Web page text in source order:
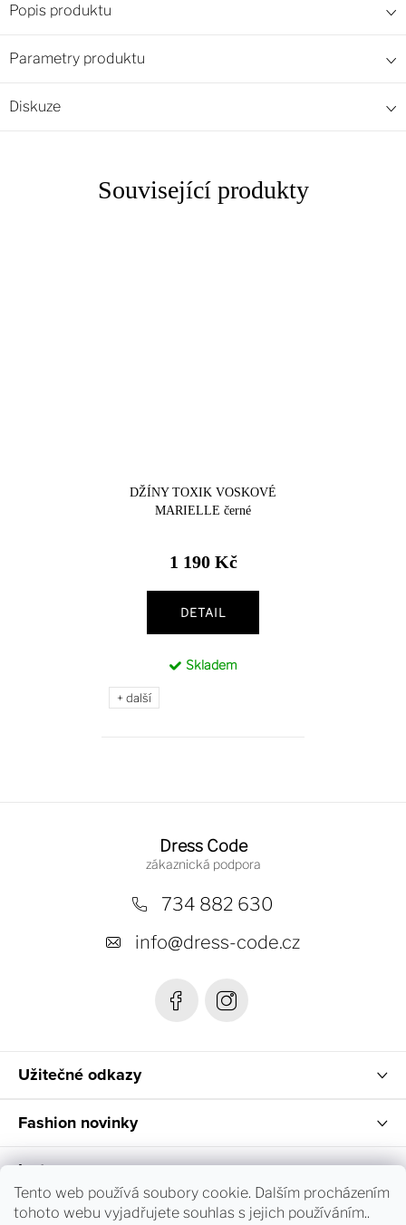
Tento web používá soubory cookie. Dalším procházením
tohoto webu vyjadřujete souhlas s jejich používáním..
Popis produktu
Parametry produktu
Diskuze
Související produkty
DŽÍNY TOXIK VOSKOVÉ
MARIELLE černé
1 190 Kč
DETAIL
Skladem
+ další
Dress Code
734 882 630
info@dress-code.cz
Užitečné odkazy
Fashion novinky
Instagram